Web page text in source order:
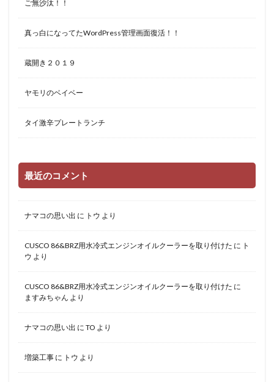
ご無沙汰！！
真っ白になってたWordPress管理画面復活！！
蔵開き２０１９
ヤモリのベイベー
タイ激辛プレートランチ
最近のコメント
ナマコの思い出 に トウ より
CUSCO 86&BRZ用水冷式エンジンオイルクーラーを取り付けた に ト
ウ より
CUSCO 86&BRZ用水冷式エンジンオイルクーラーを取り付けた に
ますみちゃん より
ナマコの思い出 に TO より
増築工事 に トウ より